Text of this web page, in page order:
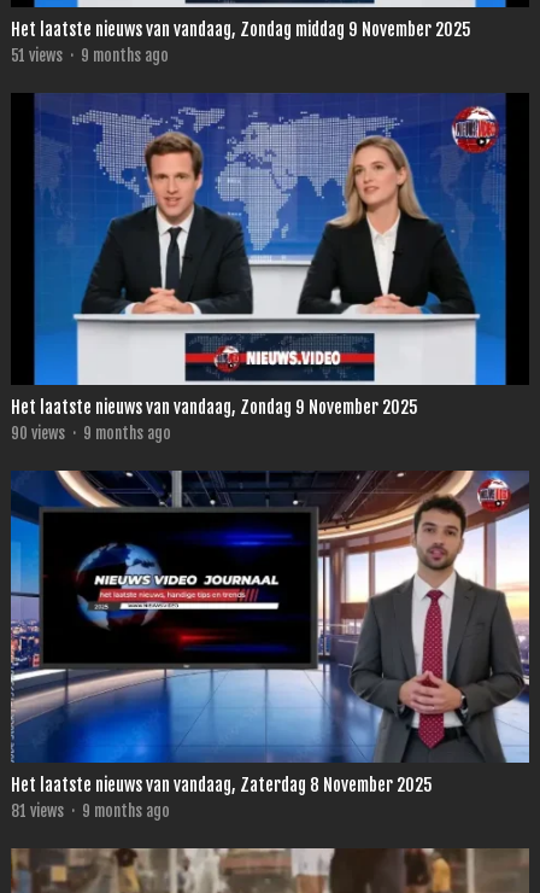
Het laatste nieuws van vandaag, Zondag middag 9 November 2025
51 views · 9 months ago
Het laatste nieuws van vandaag, Zondag 9 November 2025
90 views · 9 months ago
Het laatste nieuws van vandaag, Zaterdag 8 November 2025
81 views · 9 months ago